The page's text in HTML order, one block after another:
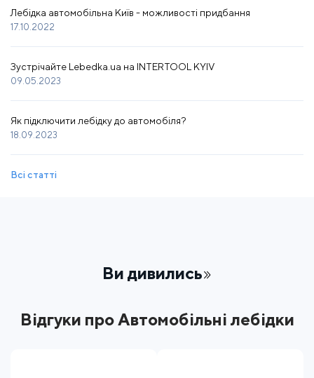
Лебідка автомобільна Київ - можливості придбання
17.10.2022
Зустрічайте Lebedka.ua на INTERTOOL KYIV
09.05.2023
Як підключити лебідку до автомобіля?
18.09.2023
Всі статті
Ви дивились
Відгуки про Автомобільні лебідки